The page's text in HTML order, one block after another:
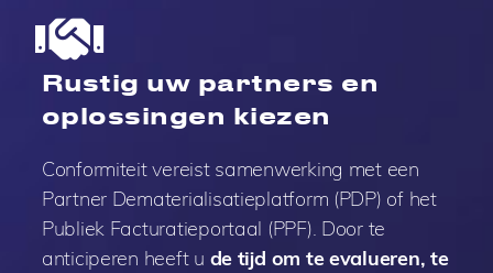
Rustig uw partners en
oplossingen kiezen
Conformiteit vereist samenwerking met een
Partner Dematerialisatieplatform (PDP) of het
Publiek Facturatieportaal (PPF). Door te
anticiperen heeft u de tijd om te evalueren, te